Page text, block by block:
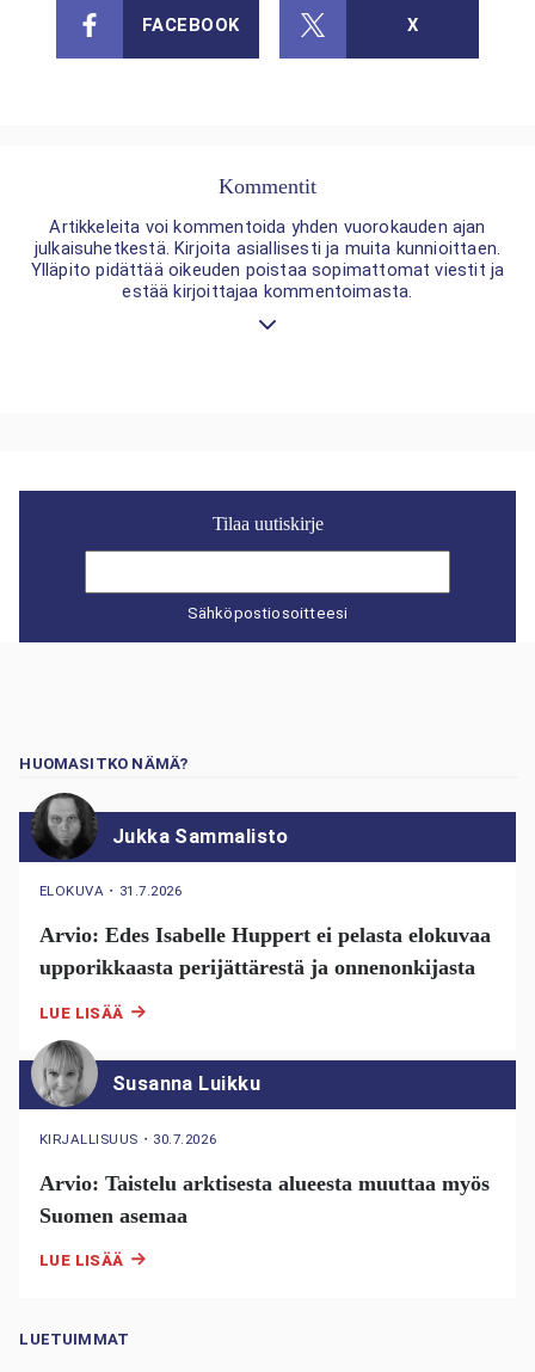
FACEBOOK X
Kommentit
Artikkeleita voi kommentoida yhden vuorokauden ajan
julkaisuhetkestä. Kirjoita asiallisesti ja muita kunnioittaen.
Ylläpito pidättää oikeuden poistaa sopimattomat viestit ja
estää kirjoittajaa kommentoimasta.
Tilaa uutiskirje
Sähköpostiosoitteesi
HUOMASITKO NÄMÄ?
Jukka Sammalisto
ELOKUVA ・ 31.7.2026
Arvio: Edes Isabelle Huppert ei pelasta elokuvaa
upporikkaasta perijättärestä ja onnenonkijasta
LUE LISÄÄ
Susanna Luikku
KIRJALLISUUS ・ 30.7.2026
Arvio: Taistelu arktisesta alueesta muuttaa myös
Suomen asemaa
LUE LISÄÄ
LUETUIMMAT